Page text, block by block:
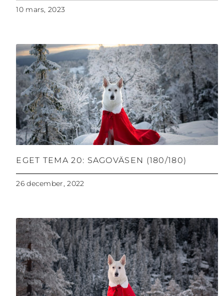
10 mars, 2023
EGET TEMA 20: SAGOVÄSEN (180/180)
26 december, 2022